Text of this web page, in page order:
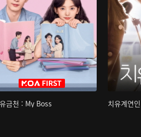
금천 : My Boss 치유계연인